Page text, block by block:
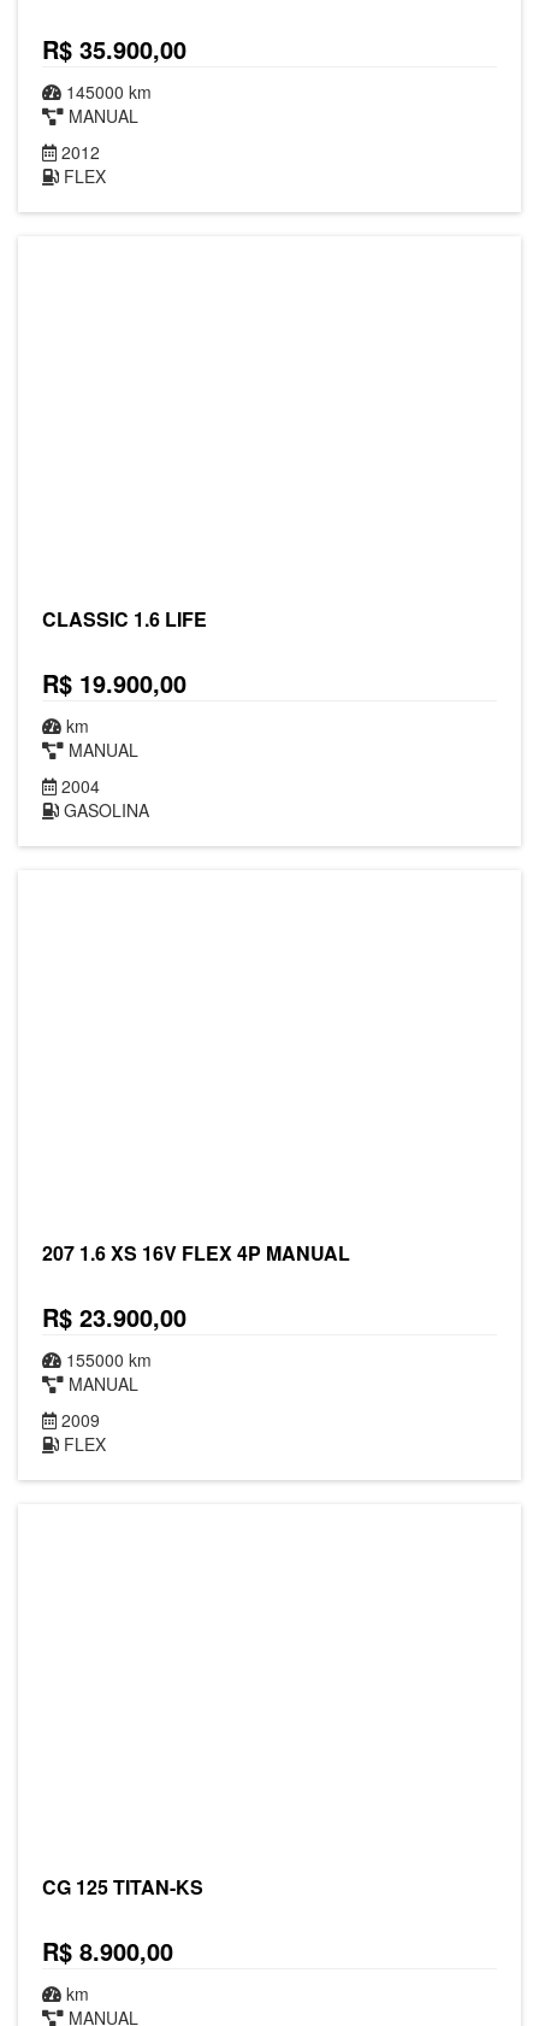
R$ 35.900,00
145000 km
MANUAL
2012
FLEX
CLASSIC 1.6 LIFE
R$ 19.900,00
km
MANUAL
2004
GASOLINA
207 1.6 XS 16V FLEX 4P MANUAL
R$ 23.900,00
155000 km
MANUAL
2009
FLEX
CG 125 TITAN-KS
R$ 8.900,00
km
MANUAL